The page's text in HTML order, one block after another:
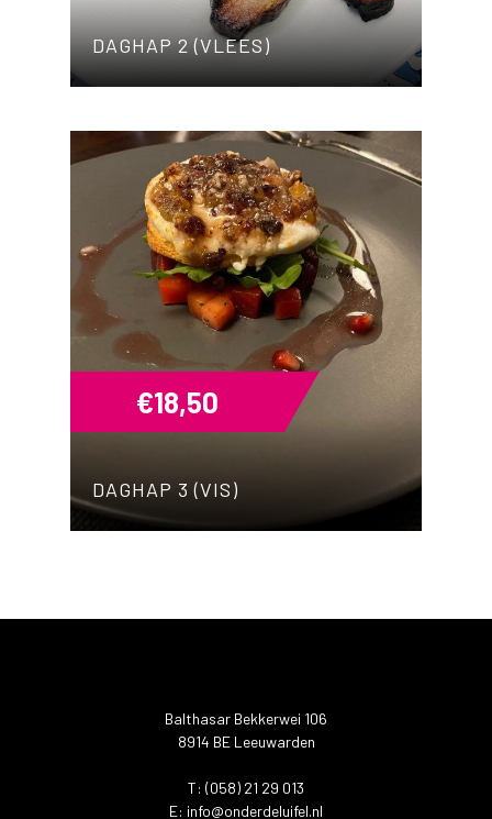
DAGHAP 2 (VLEES)
DAGHAP 3 (VIS)
€18,50
Balthasar Bekkerwei 106
8914 BE Leeuwarden
T: (058) 21 29 013
E: info@onderdeluifel.nl